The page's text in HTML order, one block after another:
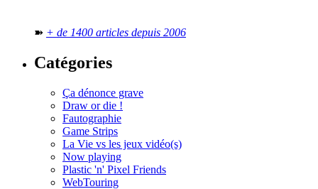
➽ + de 1400 articles depuis 2006
Catégories
Ça dénonce grave
Draw or die !
Fautographie
Game Strips
La Vie vs les jeux vidéo(s)
Now playing
Plastic 'n' Pixel Friends
WebTouring